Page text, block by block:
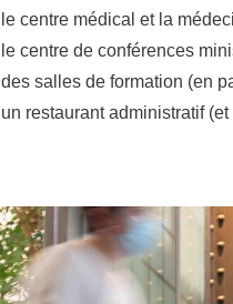
le centre médical et la
le centre de conférences
des salles de formation (en
un restaurant administratif